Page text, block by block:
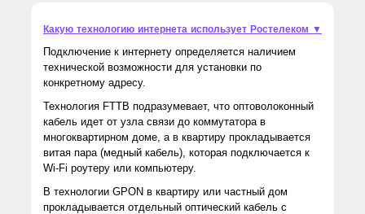
Какую технологию интернета использует Ростелеком ▼
Подключение к интернету определяется наличием
технической возможности для установки по
конкретному адресу.
Технология FTTB подразумевает, что оптоволоконный
кабель идет от узла связи до коммутатора в
многоквартирном доме, а в квартиру прокладывается
витая пара (медный кабель), которая подключается к
Wi-Fi роутеру или компьютеру.
В технологии GPON в квартиру или частный дом
прокладывается отдельный оптический кабель с